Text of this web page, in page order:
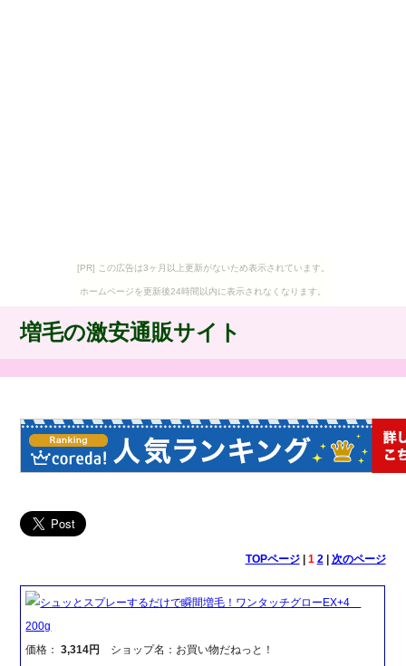
[PR] この広告は3ヶ月以上更新がないため表示されています。
ホームページを更新後24時間以内に表示されなくなります。
増毛の激安通販サイト
TOPページ| 1 2| 次のページ
シュッとスプレーするだけで瞬間増毛！ワンタッチグローEX+4
200g
価格：3,314円
ショップ名：お買い物だねっと！